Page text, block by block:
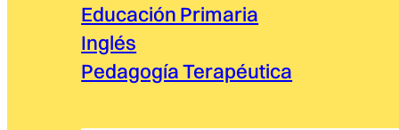
Educación Primaria
Inglés
Pedagogía Terapéutica